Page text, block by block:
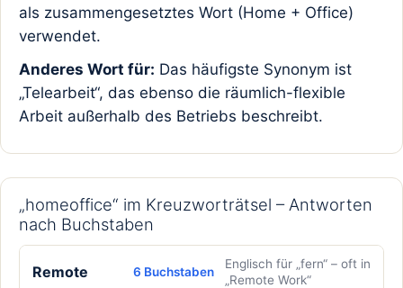
als zusammengesetztes Wort (Home + Office)
verwendet.
Anderes Wort für: Das häufigste Synonym ist
„Telearbeit“, das ebenso die räumlich-flexible
Arbeit außerhalb des Betriebs beschreibt.
„homeoffice“ im Kreuzworträtsel – Antworten
nach Buchstaben
Remote 6 Buchstaben
Englisch für „fern“ – oft in
„Remote Work“